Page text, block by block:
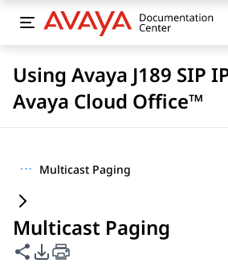
Using Avaya J189 SIP
Avaya Cloud Office™
··· Multicast Paging
Multicast Paging
Compartir esta página
Opciones de exportación de